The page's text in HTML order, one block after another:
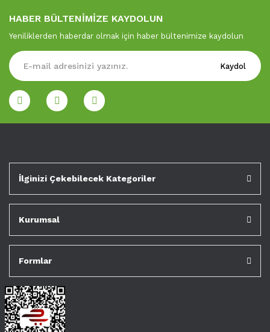
HABER BÜLTENİMİZE KAYDOLUN
Yeniliklerden haberdar olmak için haber bültenimize kaydolun
Kaydol
İlginizi Çekebilecek Kategoriler
Kurumsal
Formlar